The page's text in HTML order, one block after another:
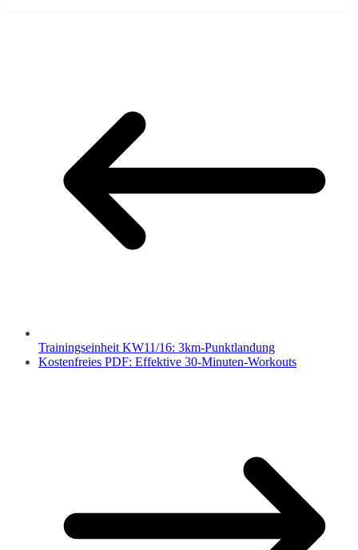
Trainingseinheit KW11/16: 3km-Punktlandung
Kostenfreies PDF: Effektive 30-Minuten-Workouts